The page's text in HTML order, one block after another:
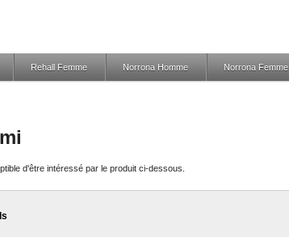
Rehall Femme Norrona Homme Norrona Femme
d'être intéressé par le produit ci-dessous.